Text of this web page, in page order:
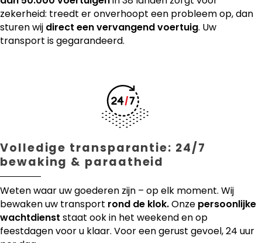
zekerheid: treedt er onverhoopt een probleem op, dan
sturen wij direct een vervangend voertuig. Uw
transport is gegarandeerd.
Volledige transparantie: 24/7
bewaking & paraatheid
Weten waar uw goederen zijn – op elk moment. Wij
bewaken uw transport rond de klok.Onze persoonlijke
wachtdienst staat ook in het weekend en op
feestdagen voor u klaar. Voor een gerust gevoel, 24 uur